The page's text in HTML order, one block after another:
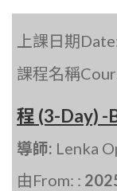
上課日期
課程名稱
程 (3-Day) -
導師: Lenka
由From: :